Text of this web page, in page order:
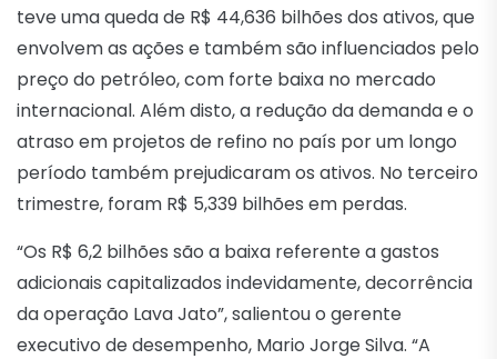
teve uma queda de R$ 44,636 bilhões dos ativos, que
envolvem as ações e também são influenciados pelo
preço do petróleo, com forte baixa no mercado
internacional. Além disto, a redução da demanda e o
atraso em projetos de refino no país por um longo
período também prejudicaram os ativos. No terceiro
trimestre, foram R$ 5,339 bilhões em perdas.
“Os R$ 6,2 bilhões são a baixa referente a gastos
adicionais capitalizados indevidamente, decorrência
da operação Lava Jato”, salientou o gerente
executivo de desempenho, Mario Jorge Silva. “A